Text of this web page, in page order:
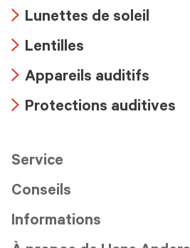
icon
icon
Lunettes de soleil
icon
Lentilles
icon
Appareils auditifs
Protections auditives
Service
Conseils
Informations